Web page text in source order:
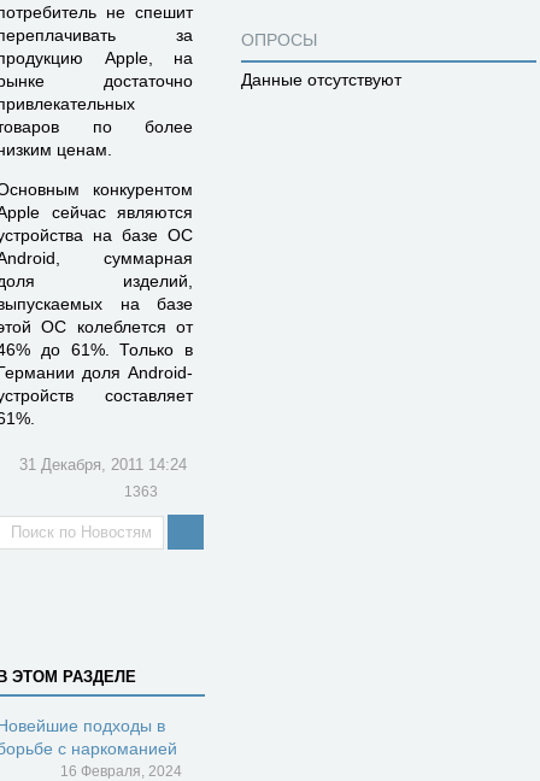
не спешит
за
Apple, на
достаточно
по более
ценам.
конкурентом
сейчас являются
на базе ОС
суммарная
изделий,
на базе
ОС колеблется от
до 61%. Только в
доля Android-
составляет
31 Декабря, 2011 14:24
1363
ЭТОМ РАЗДЕЛЕ
подходы в
с наркоманией
16 Февраля, 2024
ОПРОСЫ
Данные отсутствуют